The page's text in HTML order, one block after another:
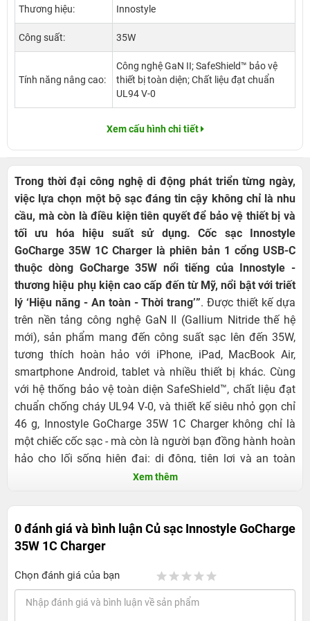
Thương hiệu: Innostyle
Công suất: 35W
Tính năng nâng cao:
Công nghệ GaN II; SafeShield™ bảo vệ
thiết bị toàn diện; Chất liệu đạt chuẩn
UL94 V-0
Xem cấu hình chi tiết
Trong thời đại công nghệ di động phát triển từng ngày,
việc lựa chọn một bộ sạc đáng tin cậy không chỉ là nhu
cầu, mà còn là điều kiện tiên quyết để bảo vệ thiết bị và
tối ưu hóa hiệu suất sử dụng. Cốc sạc Innostyle
GoCharge 35W 1C Charger là phiên bản 1 cổng USB-C
thuộc dòng GoCharge 35W nổi tiếng của Innostyle -
thương hiệu phụ kiện cao cấp đến từ Mỹ, nổi bật với triết
lý ‘Hiệu năng - An toàn - Thời trang’”. Được thiết kế dựa
trên nền tảng công nghệ GaN II (Gallium Nitride thế hệ
mới), sản phẩm mang đến công suất sạc lên đến 35W,
tương thích hoàn hảo với iPhone, iPad, MacBook Air,
smartphone Android, tablet và nhiều thiết bị khác. Cùng
với hệ thống bảo vệ toàn diện SafeShield™, chất liệu đạt
chuẩn chống cháy UL94 V-0, và thiết kế siêu nhỏ gọn chỉ
46 g, Innostyle GoCharge 35W 1C Charger không chỉ là
một chiếc cốc sạc - mà còn là người bạn đồng hành hoàn
hảo cho lối sống hiện đại: di động, tiện lợi và an toàn
tuyệt đối. Nếu bạn đang tìm kiếm một bộ sạc nhỏ mà “có
thì Innostyle GoCharge 35W 1C Charger chính là lựa chọn
hoàn hảo.
Xem thêm
0 đánh giá và bình luậnCủ sạc Innostyle GoCharge
35W 1C Charger
Chọn đánh giá của bạn